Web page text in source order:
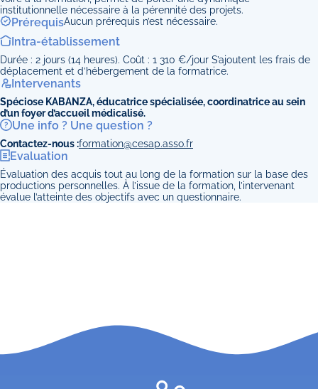
institutionnelle nécessaire à la pérennité des projets.
PrérequisAucun prérequis n’est nécessaire.
Intra-établissement
Durée : 2 jours (14 heures). Coût : 1 310 €/jour S’ajoutent les frais de
déplacement et d’hébergement de la formatrice.
Intervenants
Spéciose KABANZA, éducatrice spécialisée, coordinatrice au sein
d’un foyer d’accueil médicalisé.
Une info ? Une question ?
Contactez-nous :formation@cesap.asso.fr
Evaluation
Évaluation des acquis tout au long de la formation sur la base des
productions personnelles. À l’issue de la formation, l’intervenant
évalue l’atteinte des objectifs avec un questionnaire.